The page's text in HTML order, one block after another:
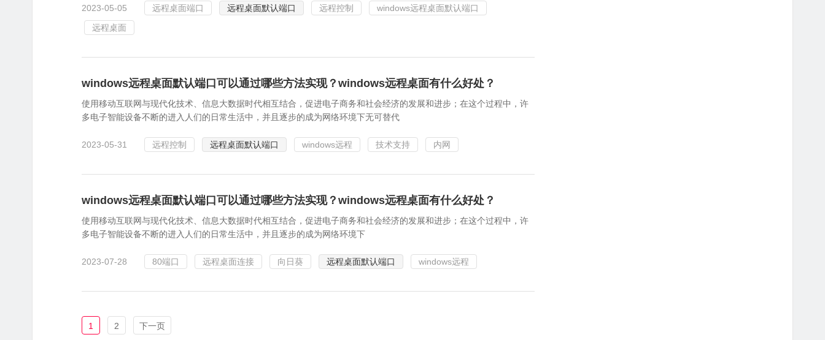
2023-05-05 远程桌面端口 远程桌面默认端口 远程控制
windows远程桌面默认端口
远程桌面
windows远程桌面默认端口可以通过哪些方法实现？windows远程桌面有什么好处？
使用移动互联网与现代化技术、信息大数据时代相互结合，促进电子商务和社会经济的发展和进步；在这个过程中，许
多电子智能设备不断的进入人们的日常生活中，并且逐步的成为网络环境下无可替代
2023-05-31 远程控制 远程桌面默认端口 windows远程 技术支持 内网
windows远程桌面默认端口可以通过哪些方法实现？windows远程桌面有什么好处？
使用移动互联网与现代化技术、信息大数据时代相互结合，促进电子商务和社会经济的发展和进步；在这个过程中，许
多电子智能设备不断的进入人们的日常生活中，并且逐步的成为网络环境下
2023-07-28 80端口 远程桌面连接 向日葵 远程桌面默认端口 windows远程
1 2 下一页